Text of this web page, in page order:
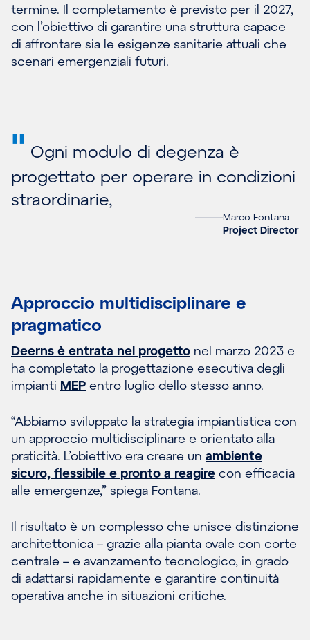
termine. Il completamento è previsto per il 2027,
con l’obiettivo di garantire una struttura capace
di affrontare sia le esigenze sanitarie attuali che
scenari emergenziali futuri.
" Ogni modulo di degenza è
progettato per operare in condizioni
straordinarie,
Marco Fontana
Project Director
Approccio multidisciplinare e
pragmatico
Deerns è entrata nel progetto nel marzo 2023 e
ha completato la progettazione esecutiva degli
impianti MEP entro luglio dello stesso anno.
“Abbiamo sviluppato la strategia impiantistica con
un approccio multidisciplinare e orientato alla
praticità. L’obiettivo era creare un ambiente
sicuro, flessibile e pronto a reagire con efficacia
alle emergenze,” spiega Fontana.
Il risultato è un complesso che unisce distinzione
architettonica – grazie alla pianta ovale con corte
centrale – e avanzamento tecnologico, in grado
di adattarsi rapidamente e garantire continuità
operativa anche in situazioni critiche.